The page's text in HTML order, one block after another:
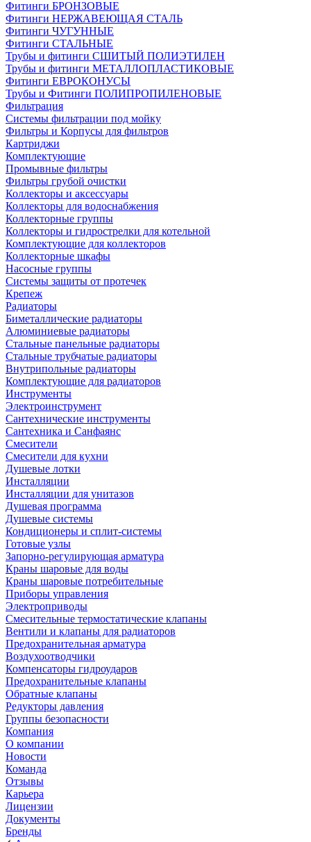
Фитинги БРОНЗОВЫЕ
Фитинги НЕРЖАВЕЮЩАЯ СТАЛЬ
Фитинги ЧУГУННЫЕ
Фитинги СТАЛЬНЫЕ
Трубы и фитинги СШИТЫЙ ПОЛИЭТИЛЕН
Трубы и фитинги МЕТАЛЛОПЛАСТИКОВЫЕ
Фитинги ЕВРОКОНУСЫ
Трубы и Фитинги ПОЛИПРОПИЛЕНОВЫЕ
Фильтрация
Системы фильтрации под мойку
Фильтры и Корпусы для фильтров
Картриджи
Комплектующие
Промывные фильтры
Фильтры грубой очистки
Коллекторы и аксессуары
Коллекторы для водоснабжения
Коллекторные группы
Коллекторы и гидрострелки для котельной
Комплектующие для коллекторов
Коллекторные шкафы
Насосные группы
Системы защиты от протечек
Крепеж
Радиаторы
Биметаллические радиаторы
Алюминиевые радиаторы
Стальные панельные радиаторы
Стальные трубчатые радиаторы
Внутрипольные радиаторы
Комплектующие для радиаторов
Инструменты
Электроинструмент
Сантехнические инструменты
Сантехника и Санфаянс
Смесители
Смесители для кухни
Душевые лотки
Инсталляции
Инсталляции для унитазов
Душевая программа
Душевые системы
Кондиционеры и сплит-системы
Готовые узлы
Запорно-регулирующая арматура
Краны шаровые для воды
Краны шаровые потребительные
Приборы управления
Электроприводы
Смесительные термостатические клапаны
Вентили и клапаны для радиаторов
Предохранительная арматура
Воздухоотводчики
Компенсаторы гидроударов
Предохранительные клапаны
Обратные клапаны
Редукторы давления
Группы безопасности
Компания
О компании
Новости
Команда
Отзывы
Карьера
Лицензии
Документы
Бренды